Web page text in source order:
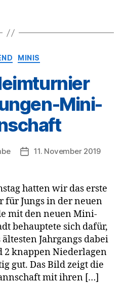
Kategorien
MINIS
Mini-
Veröffentlichungsdatum
11. November 2019
hatten wir das erste
Jungs in der neuen
mit den neuen Mini-
behauptete sich dafür,
Jahrgangs dabei
2 knappen Niederlagen
gut. Das Bild zeigt die
mit ihren […]